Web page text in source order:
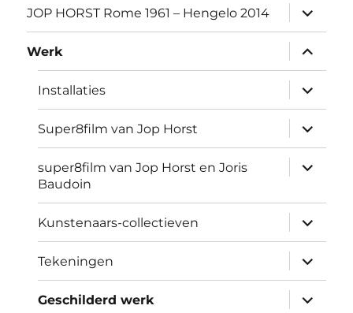
JOP HORST Rome 1961 – Hengelo 2014
Werk
Installaties
Super8film van Jop Horst
super8film van Jop Horst en Joris
Baudoin
Kunstenaars-collectieven
Tekeningen
Geschilderd werk